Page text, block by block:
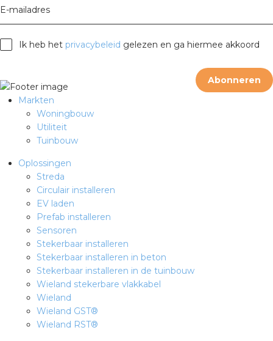
groothandels
E-mailadres
Ik heb het privacybeleid gelezen en ga hiermee akkoord
Abonneren
Markten
Woningbouw
Utiliteit
Tuinbouw
Oplossingen
Streda
Circulair installeren
EV laden
Prefab installeren
Sensoren
Stekerbaar installeren
Stekerbaar installeren in beton
Stekerbaar installeren in de tuinbouw
Wieland stekerbare vlakkabel
Wieland
Wieland GST®
Wieland RST®